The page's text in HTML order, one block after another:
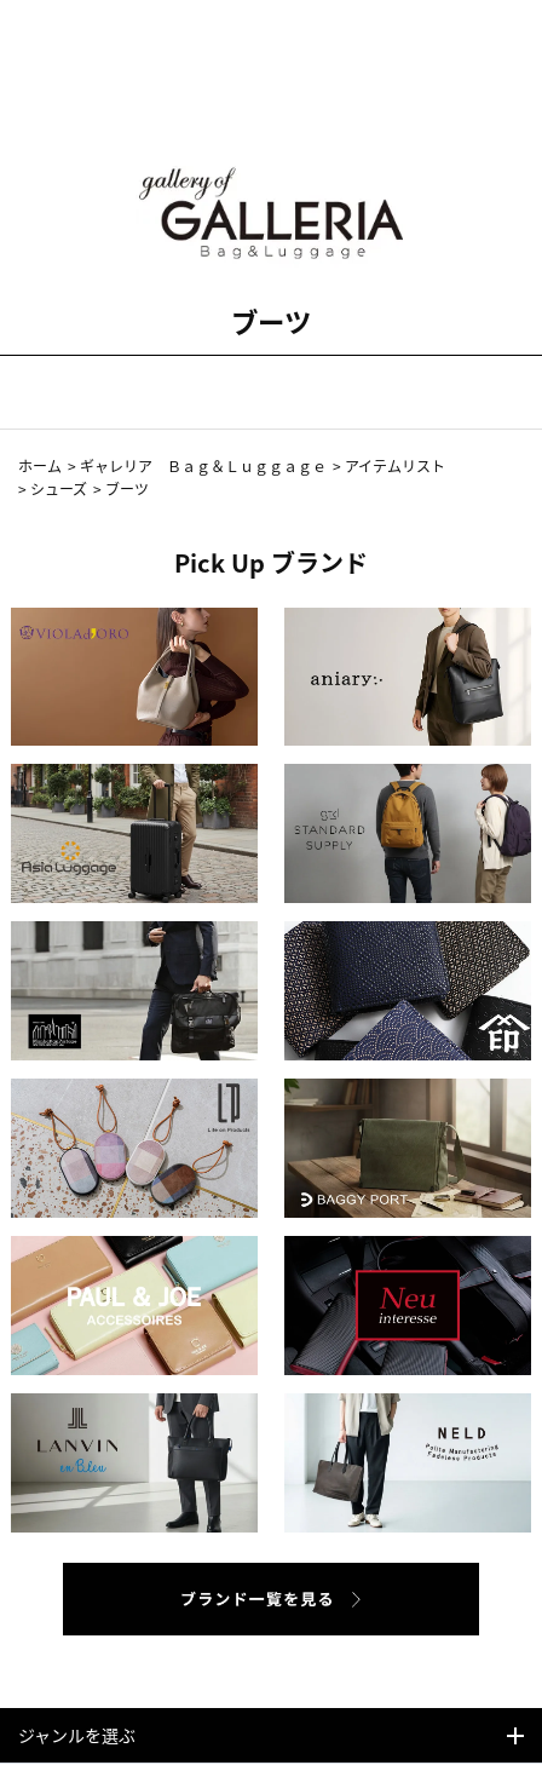
ブーツ
ホーム > ギャレリア Ｂａｇ＆Ｌｕｇｇａｇｅ > アイテムリスト
> シューズ > ブーツ
Pick Up ブランド
ジャンルを選ぶ